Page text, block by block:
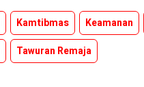
Kamtibmas Keamanan
Tawuran Remaja